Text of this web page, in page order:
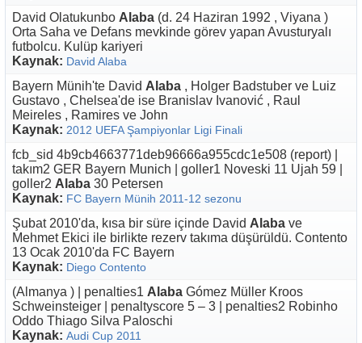
David Olatukunbo Alaba (d. 24 Haziran 1992 , Viyana )
Orta Saha ve Defans mevkinde görev yapan Avusturyalı
futbolcu. Kulüp kariyeri
Kaynak: David Alaba
Bayern Münih'te David Alaba , Holger Badstuber ve Luiz
Gustavo , Chelsea'de ise Branislav Ivanović , Raul
Meireles , Ramires ve John
Kaynak: 2012 UEFA Şampiyonlar Ligi Finali
fcb_sid 4b9cb4663771deb96666a955cdc1e508 (report) |
takım2 GER Bayern Munich | goller1 Noveski 11 Ujah 59 |
goller2 Alaba 30 Petersen
Kaynak: FC Bayern Münih 2011-12 sezonu
Şubat 2010'da, kısa bir süre içinde David Alaba ve
Mehmet Ekici ile birlikte rezerv takıma düşürüldü. Contento
13 Ocak 2010'da FC Bayern
Kaynak: Diego Contento
(Almanya ) | penalties1 Alaba Gómez Müller Kroos
Schweinsteiger | penaltyscore 5 – 3 | penalties2 Robinho
Oddo Thiago Silva Paloschi
Kaynak: Audi Cup 2011